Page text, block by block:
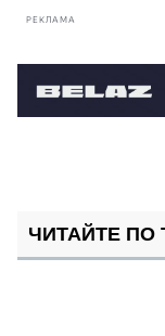
РЕКЛАМА
ЧИТАЙТЕ ПО